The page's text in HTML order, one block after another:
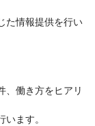
た情報提供を行い
、働き方をヒアリ
ます。